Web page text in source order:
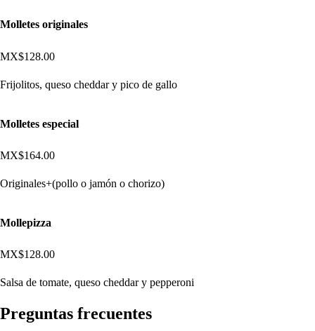
Molletes originales
MX$128.00
Frijolitos, queso cheddar y pico de gallo
Molletes especial
MX$164.00
Originales+(pollo o jamón o chorizo)
Mollepizza
MX$128.00
Salsa de tomate, queso cheddar y pepperoni
Preguntas frecuentes